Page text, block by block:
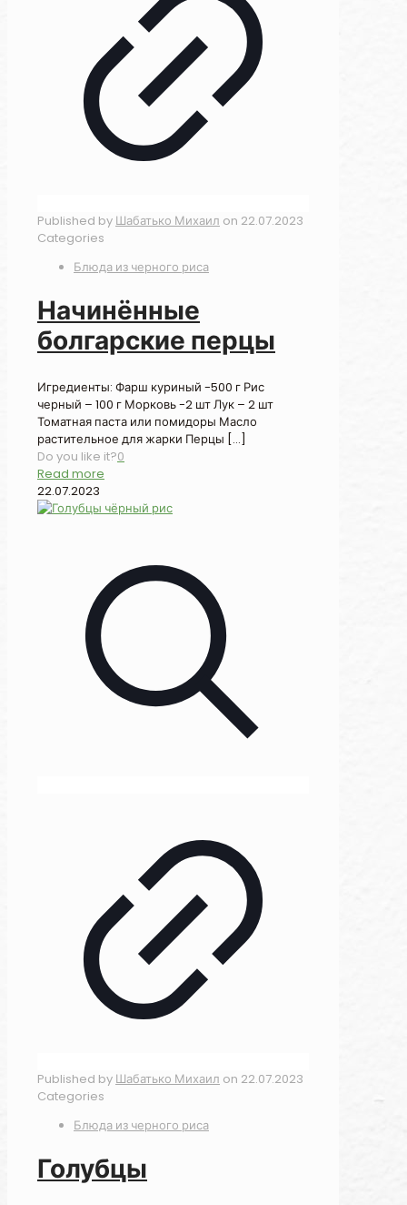
Published by Шабатько Михаил on 22.07.2023
Categories
Блюда из черного риса
Начинённые
болгарские перцы
Игредиенты: Фарш куриный -500 г Рис
черный – 100 г Морковь -2 шт Лук – 2 шт
Томатная паста или помидоры Масло
растительное для жарки Перцы […]
Do you like it?0
Read more
22.07.2023
Published by Шабатько Михаил on 22.07.2023
Categories
Блюда из черного риса
Голубцы